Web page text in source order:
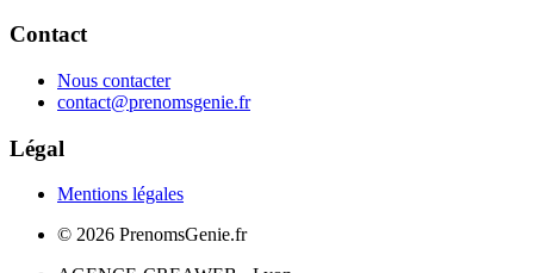
Contact
Nous contacter
contact@prenomsgenie.fr
Légal
Mentions légales
© 2026 PrenomsGenie.fr